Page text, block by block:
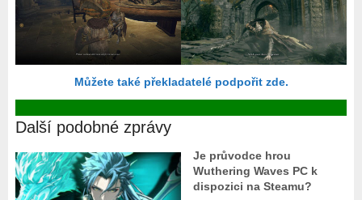
Můžete také překladatelé podpořit zde.
Další podobné zprávy
Je průvodce hrou
Wuthering Waves PC k
dispozici na Steamu?